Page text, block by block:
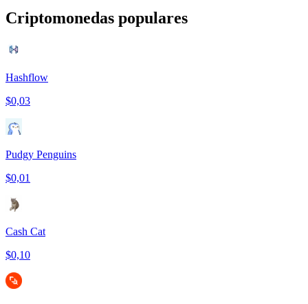
Criptomonedas populares
Hashflow
$0,03
Pudgy Penguins
$0,01
Cash Cat
$0,10